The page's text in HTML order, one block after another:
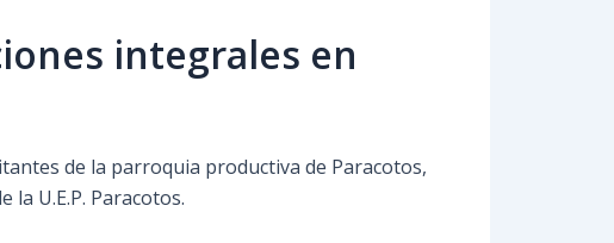
integrales en
de la parroquia productiva de Paracotos,
U.E.P. Paracotos.